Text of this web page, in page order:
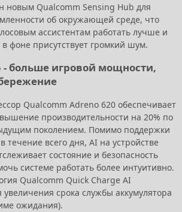
новым Qualcomm Sensing Hub для
об окружающей среде, что
ассистентам работать лучше и
фоне присутствует громкий шум.
- больше игровой мощности,
Qualcomm Adreno 620 обеспечивает
производительности на 20% по
поколением. Помимо поддержки
течение всего дня, AI на устройстве
состояние и безопасность
системе работать более интуитивно.
Qualcomm Quick Charge AI
срока службы аккумулятора
ожидания).